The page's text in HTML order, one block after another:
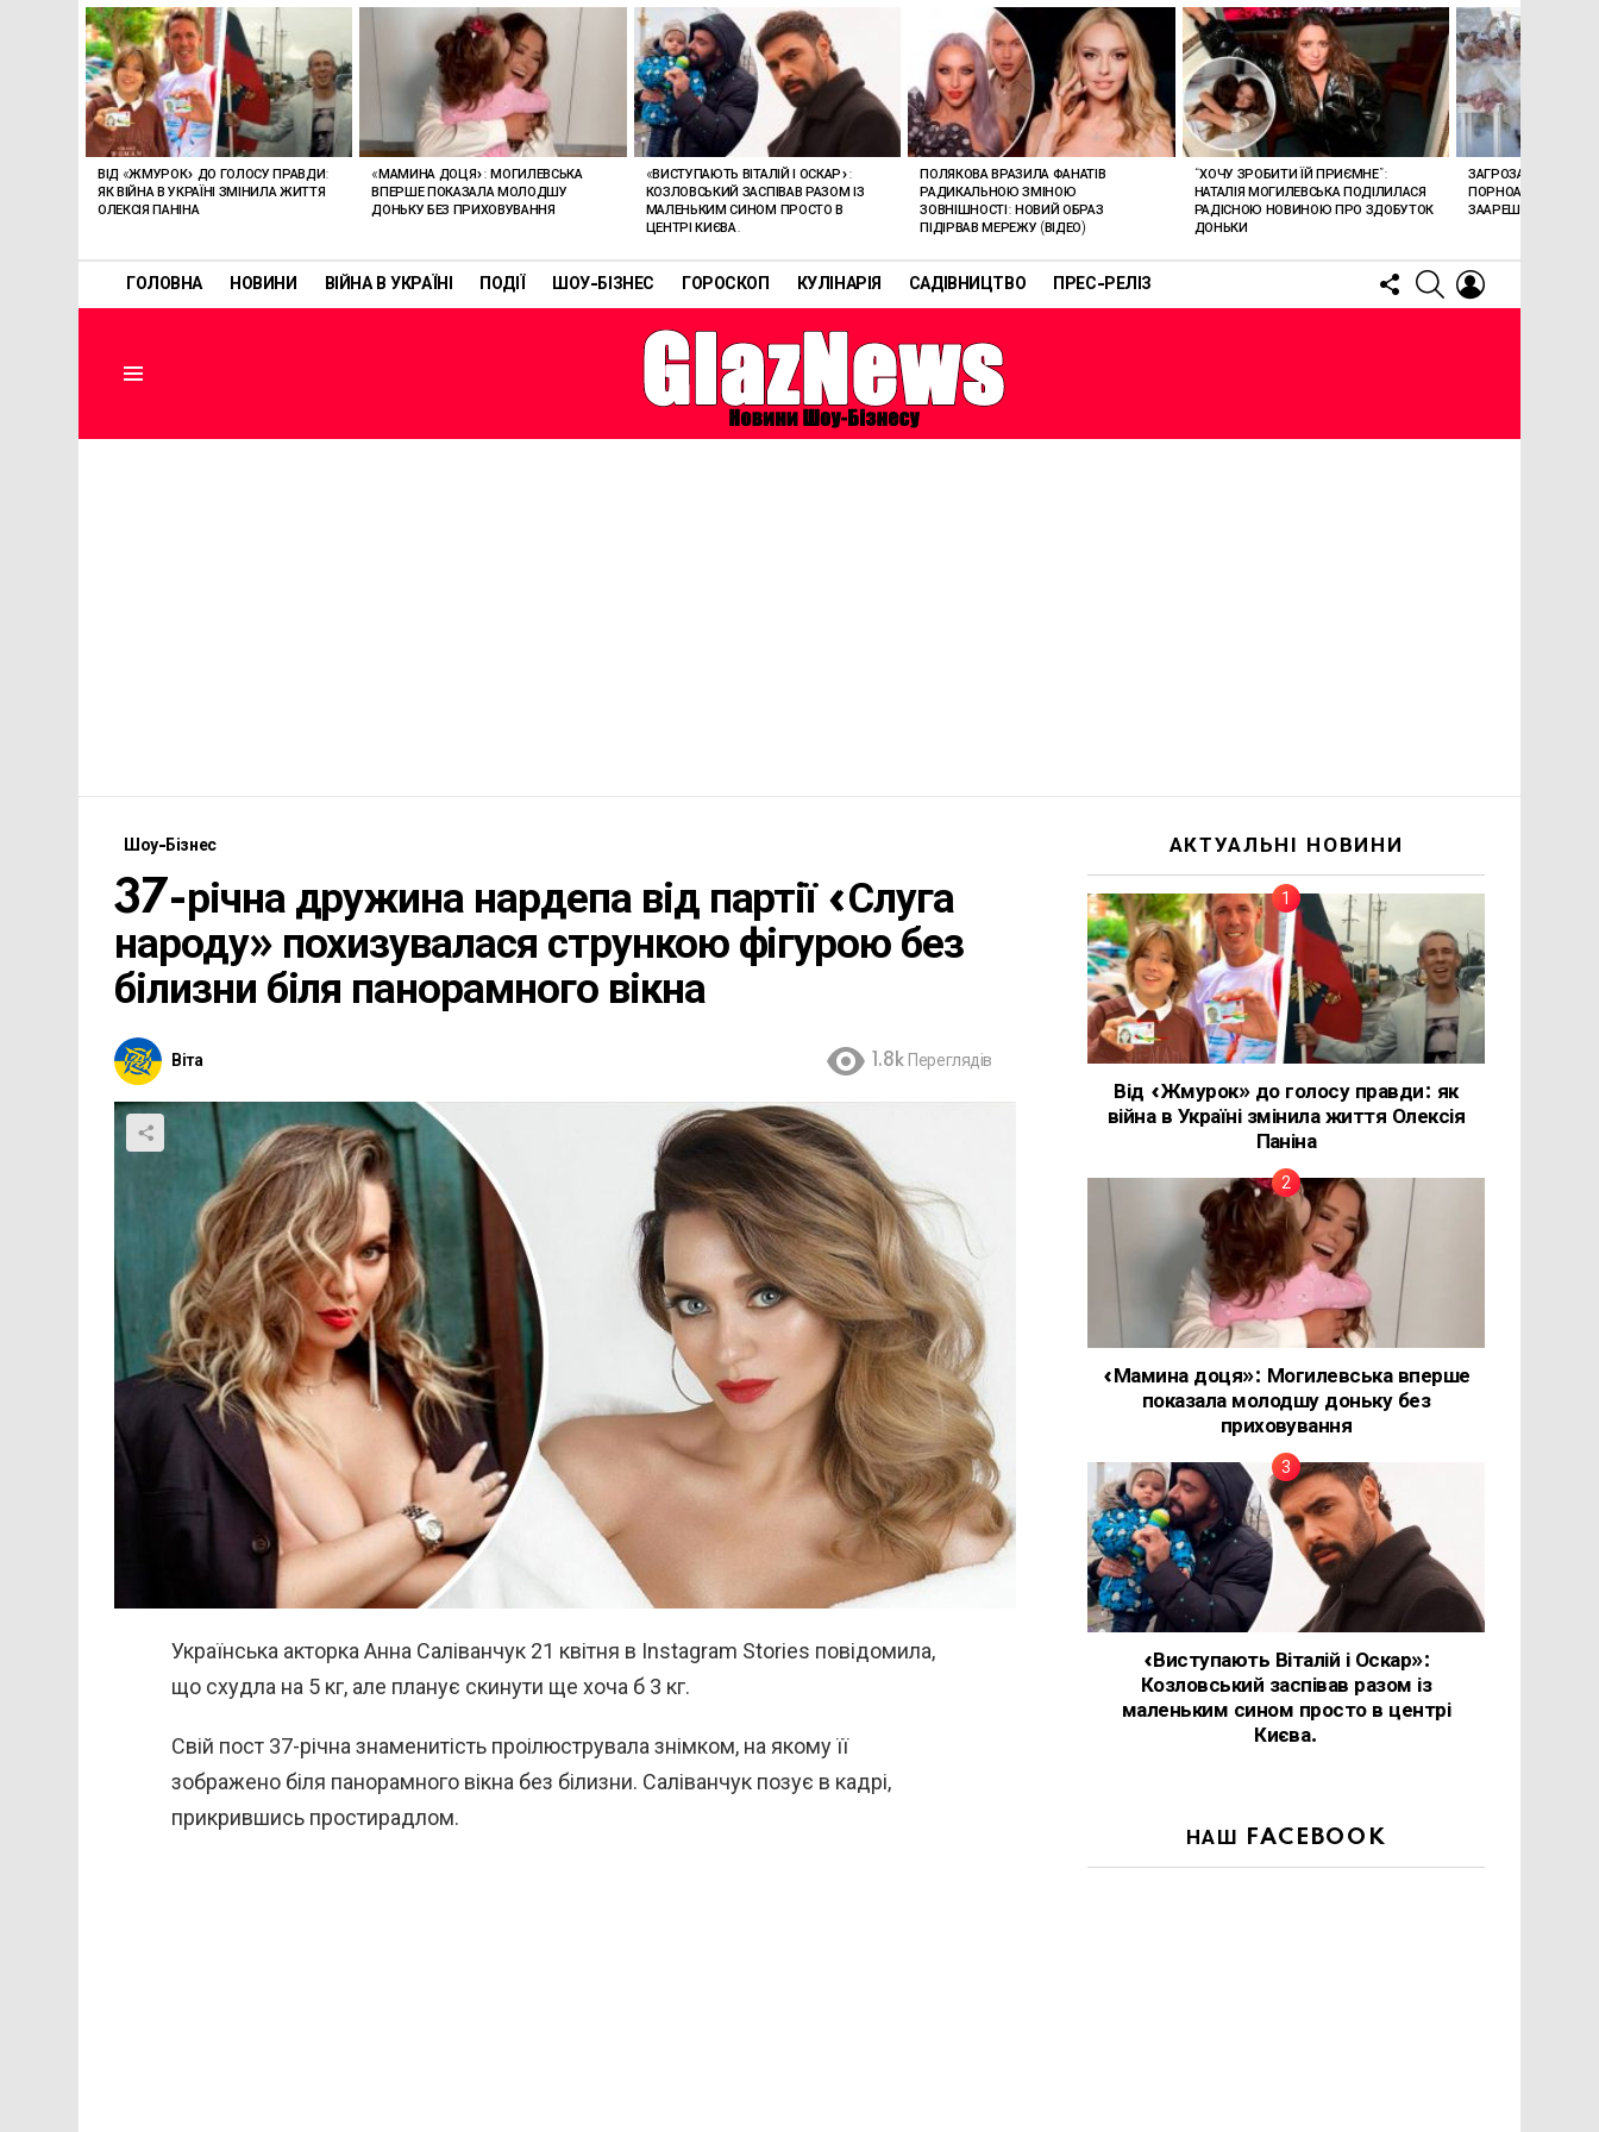
ГОЛОВНА НОВИНИ ВІЙНА В УКРАЇНІ ПОДІЇ ШОУ-БІЗНЕС ГОРОСКОП КУЛІНАРІЯ САДІВНИЦТВО ПРЕС-РЕЛІЗ
FOLLOW
US
SEARCH
ОСТАННІ
СТАТТІ
ВІД «ЖМУРОК» ДО ГОЛОСУ ПРАВДИ:
ЯК ВІЙНА В УКРАЇНІ ЗМІНИЛА ЖИТТЯ
ОЛЕКСІЯ ПАНІНА
«МАМИНА ДОЦЯ»: МОГИЛЕВСЬКА
ВПЕРШЕ ПОКАЗАЛА МОЛОДШУ
ДОНЬКУ БЕЗ ПРИХОВУВАННЯ
«ВИСТУПАЮТЬ ВІТАЛІЙ І ОСКАР»:
КОЗЛОВСЬКИЙ ЗАСПІВАВ РАЗОМ ІЗ
МАЛЕНЬКИМ СИНОМ ПРОСТО В
ЦЕНТРІ КИЄВА.
ПОЛЯКОВА ВРАЗИЛА ФАНАТІВ
РАДИКАЛЬНОЮ ЗМІНОЮ
ЗОВНІШНОСТІ: НОВИЙ ОБРАЗ
ПІДІРВАВ МЕРЕЖУ (ВІДЕО)
“ХОЧУ ЗРОБИТИ ЇЙ ПРИЄМНЕ”:
НАТАЛІЯ МОГИЛЕВСЬКА ПОДІЛИЛАСЯ
РАДІСНОЮ НОВИНОЮ ПРО ЗДОБУТОК
ДОНЬКИ
ЗАГРОЗА 15 РОКІВ
ПОРНОАКТОРКА
ЗААРЕШТОВАНА НА
Шоу-Бізнес
37-річна дружина нардепа від партії «Слуга
народу» похизувалася стрункою фігурою без
білизни біля панорамного вікна
Віта 1.8k Переглядів
Українська акторка Анна Саліванчук 21 квітня в Instagram Stories повідомила,
що схудла на 5 кг, але планує скинути ще хоча б 3 кг.
Свій пост 37-річна знаменитість проілюструвала знімком, на якому її
зображено біля панорамного вікна без білизни. Саліванчук позує в кадрі,
прикрившись простирадлом.
АКТУАЛЬНІ НОВИНИ
Від «Жмурок» до голосу правди: як
війна в Україні змінила життя Олексія
Паніна
«Мамина доця»: Могилевська вперше
показала молодшу доньку без
приховування
«Виступають Віталій і Оскар»:
Козловський заспівав разом із
маленьким сином просто в центрі
Києва.
НАШ FACEBOOK